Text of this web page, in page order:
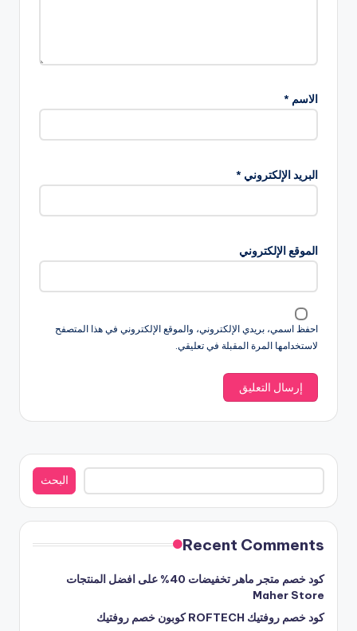
الاسم *
البريد الإلكتروني *
الموقع الإلكتروني
احفظ اسمي، بريدي الإلكتروني، والموقع الإلكتروني في هذا المتصفح
لاستخدامها المرة المقبلة في تعليقي.
البحث
البحث
Recent Comments
كود خصم متجر ماهر تخفيضات 40% على افضل المنتجات
Maher Store
كود خصم روفتيك ROFTECH كوبون خصم روفتيك